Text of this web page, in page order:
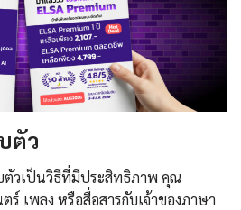
ตัว
ตัวเป็นวิธีที่มีประสิทธิภาพ คุณ
เพลง หรือสื่อสารกับเจ้าของภาษา